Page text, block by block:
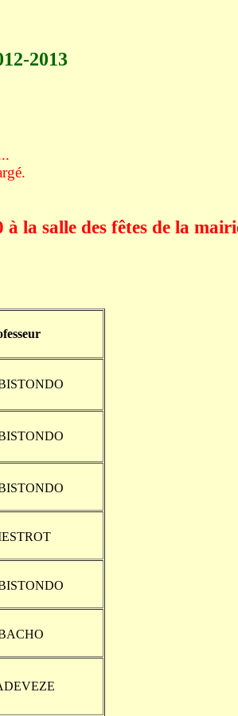
2013
la salle des fêtes de la